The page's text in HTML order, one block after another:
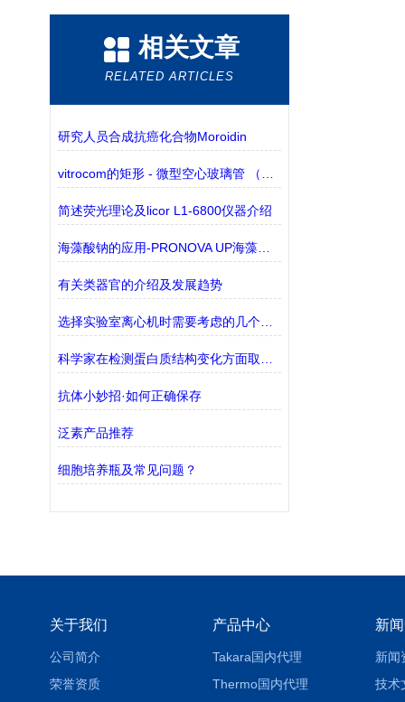
相关文章
RELATED ARTICLES
研究人员合成抗癌化合物Moroidin
简述荧光理论及licor L1-6800仪器介绍
海藻酸钠的应用-PRONOVA UP海藻酸钠凝胶
有关类器官的介绍及发展趋势
选择实验室离心机时需要考虑的几个因素
抗体小妙招·如何正确保存
泛素产品推荐
细胞培养瓶及常见问题？
关于我们
公司简介
荣誉资质
产品中心
Takara国内代理
Thermo国内代理
新
新闻
技术